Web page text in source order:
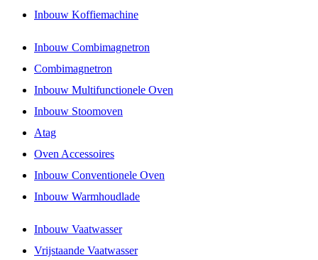
Inbouw Koffiemachine
Inbouw Combimagnetron
Combimagnetron
Inbouw Multifunctionele Oven
Inbouw Stoomoven
Atag
Oven Accessoires
Inbouw Conventionele Oven
Inbouw Warmhoudlade
Inbouw Vaatwasser
Vrijstaande Vaatwasser